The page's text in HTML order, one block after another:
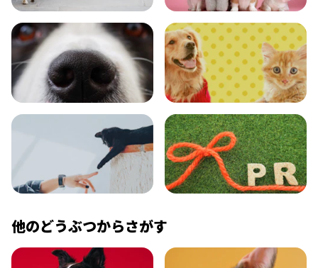
おでかけ 図鑑
エンタメ クイズ
他のどうぶつからさがす